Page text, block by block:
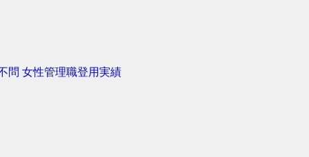
問 女性管理職登用実績